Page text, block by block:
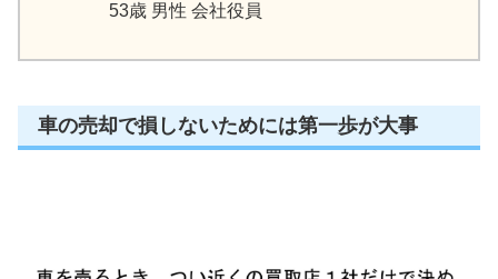
53歳 男性 会社役員
車の売却で損しないためには第一歩が大事